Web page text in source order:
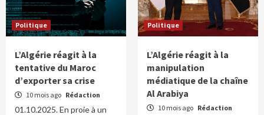
Politique
L’Algérie réagit à la
tentative du Maroc
d’exporter sa crise
10 mois ago Rédaction
01.10.2025. En proie à un
Politique
L’Algérie réagit à la
manipulation
médiatique de la chaîne
Al Arabiya
10 mois ago Rédaction